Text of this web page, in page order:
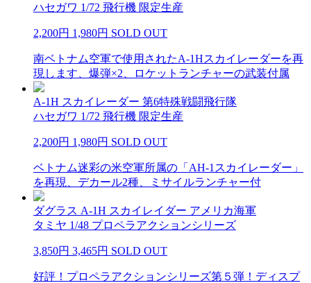
ハセガワ 1/72 飛行機 限定生産
2,200円 1,980円 SOLD OUT
南ベトナム空軍で使用されたA-1Hスカイレーダーを再
現します、爆弾×2、ロケットランチャーの武装付属
A-1H スカイレーダー 第6特殊戦闘飛行隊
ハセガワ 1/72 飛行機 限定生産
2,200円 1,980円 SOLD OUT
ベトナム迷彩の米空軍所属の「AH-1スカイレーダー」
を再現、デカール2種、ミサイルランチャー付
ダグラス A-1H スカイレイダー アメリカ海軍
タミヤ 1/48 プロペラアクションシリーズ
3,850円 3,465円 SOLD OUT
好評！プロペラアクションシリーズ第５弾！ディスプ